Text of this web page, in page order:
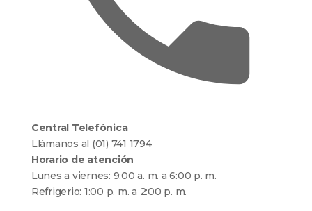
Central Telefónica
Llámanos al (01) 741 1794
Horario de atención
Lunes a viernes: 9:00 a. m. a 6:00 p. m.
Refrigerio: 1:00 p. m. a 2:00 p. m.